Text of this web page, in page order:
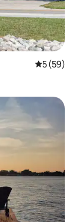
5 (59)